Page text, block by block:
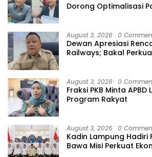
Dorong Optimalisasi
August 3, 2026 0
Dewan Apresiasi
Railways; Bakal
August 3, 2026 0
Fraksi PKB Minta
Program Rakyat
August 3, 2026 0
Kadin Lampung Hadiri
Bawa Misi Perkuat